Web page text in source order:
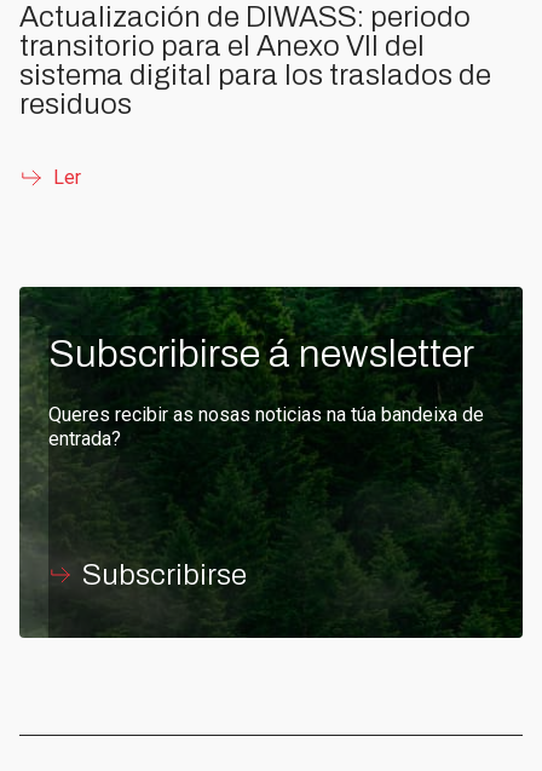
Actualización de DIWASS: periodo
transitorio para el Anexo VII del
sistema digital para los traslados de
residuos
Ler
Subscribirse á newsletter
Queres recibir as nosas noticias na túa bandeixa de
entrada?
Subscribirse